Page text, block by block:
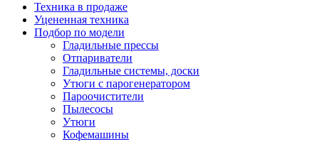
Техника в продаже
Уцененная техника
Подбор по модели
Гладильные прессы
Отпариватели
Гладильные системы, доски
Утюги с парогенератором
Пароочистители
Пылесосы
Утюги
Кофемашины